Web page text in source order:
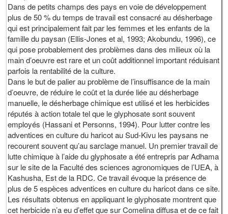
Dans de petits champs des pays en voie de développement
plus de 50 % du temps de travail est consacré au désherbage
qui est principalement fait par les femmes et les enfants de la
famille du paysan (Ellis-Jones et al, 1993; Akobundu, 1996), ce
qui pose probablement des problèmes dans des milieux où la
main d’oeuvre est rare et un coût additionnel important réduisant
parfois la rentabilité de la culture.
Dans le but de palier au problème de l’insuffisance de la main
d’oeuvre, de réduire le coût et la durée liée au désherbage
manuelle, le désherbage chimique est utilisé et les herbicides
réputés à action totale tel que le glyphosate sont souvent
employés (Hassani et Personns, 1994). Pour lutter contre les
adventices en culture du haricot au Sud-Kivu les paysans ne
recourent souvent qu’au sarclage manuel. Un premier travail de
lutte chimique à l’aide du glyphosate a été entrepris par Adhama
sur le site de la Faculté des sciences agronomiques de l’UEA, à
Kashusha, Est de la RDC. Ce travail évoque la présence de
plus de 5 espèces adventices en culture du haricot dans ce site.
Les résultats obtenus en appliquant le glyphosate montrent que
cet herbicide n’a eu d’effet que sur Comelina diffusa et de ce fait